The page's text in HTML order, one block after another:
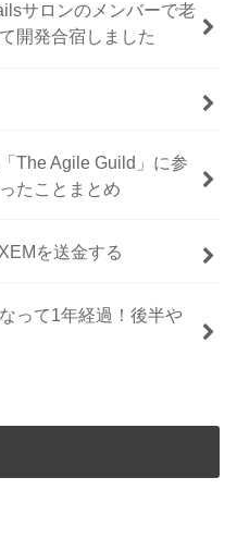
サロンのメンバーで老
開発合宿しました
The Agile Guild」に参
たことまとめ
を送金する
って1年経過！後半や